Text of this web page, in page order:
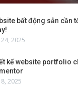
bất động sản cần
2025
kế website portfolio
2025